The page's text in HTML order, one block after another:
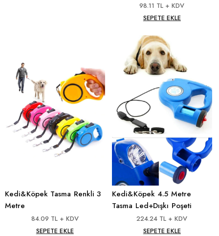
98.11 TL + KDV
SEPETE EKLE
Kedi&Köpek Tasma Renkli 3
Metre
84.09 TL + KDV
SEPETE EKLE
Kedi&Köpek 4.5 Metre
Tasma Led+Dışkı Poşeti
224.24 TL + KDV
SEPETE EKLE